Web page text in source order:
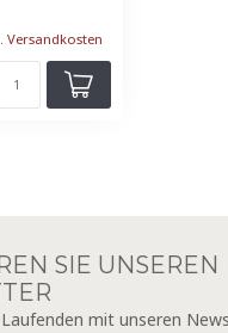
Versandkosten
SIE UNSEREN
mit unseren